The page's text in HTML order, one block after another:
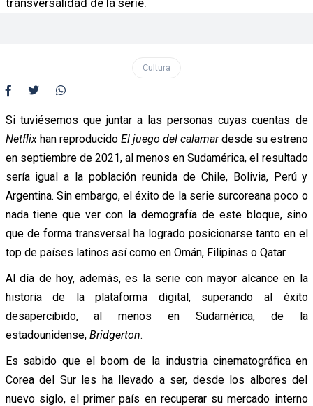
Cultura
Si tuviésemos que juntar a las personas cuyas cuentas de
Netflixhan reproducido El juego del calamardesde su estreno
en septiembre de 2021, al menos en Sudamérica, el resultado
sería igual a la población reunida de Chile, Bolivia, Perú y
Argentina. Sin embargo, el éxito de la serie surcoreana poco o
nada tiene que ver con la demografía de este bloque, sino
que de forma transversal ha logrado posicionarse tanto en el
top de países latinos así como en Omán, Filipinas o Qatar.
Al día de hoy, además, es la serie con mayor alcance en la
historia de la plataforma digital, superando al éxito
desapercibido, al menos en Sudamérica, de la
estadounidense, Bridgerton.
Es sabido que el boom de la industria cinematográfica en
Corea del Sur les ha llevado a ser, desde los albores del
nuevo siglo, el primer país en recuperar su mercado interno